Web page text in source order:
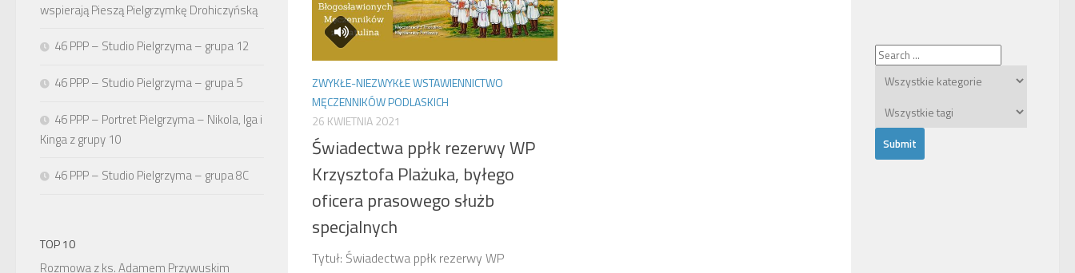
ZWYKŁE-NIEZWYKŁE WSTAWIENNICTWO
MĘCZENNIKÓW PODLASKICH
26 KWIETNIA 2021
Świadectwa ppłk rezerwy WP
Krzysztofa Plażuka, byłego
oficera prasowego służb
specjalnych
Tytuł: Świadectwa ppłk rezerwy WP
wspierają Pieszą Pielgrzymkę Drohiczyńską
46 PPP – Studio Pielgrzyma – grupa 12
46 PPP – Studio Pielgrzyma – grupa 5
46 PPP – Portret Pielgrzyma – Nikola, Iga i
Kinga z grupy 10
46 PPP – Studio Pielgrzyma – grupa 8C
TOP 10
Rozmowa z ks. Adamem Przywuskim